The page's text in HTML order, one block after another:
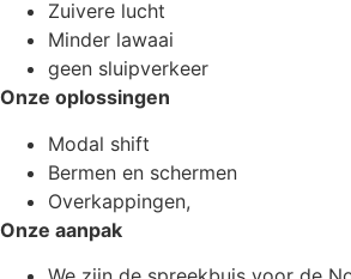
Zuivere lucht
Minder lawaai
geen sluipverkeer
Onze oplossingen
Modal shift
Bermen en schermen
Overkappingen,
Onze aanpak